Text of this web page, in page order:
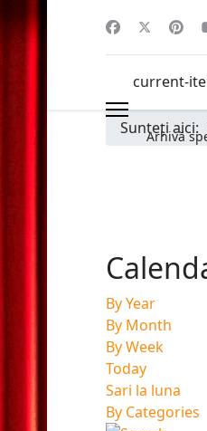
current-
Arhivă
Sunteți aici:
By Year
By Month
By Week
Today
Sari la luna
By Categories